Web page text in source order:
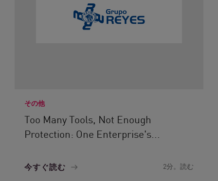
その他
Too Many Tools, Not Enough
Protection: One Enterprise's...
今すぐ読む 2分。読む